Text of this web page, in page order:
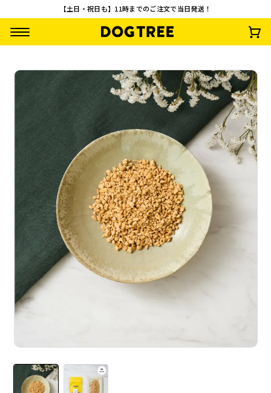
【土日・祝日も】11時までのご注文で当日発送！
ふりふり うなぎパ
ウダー M 約35g
792 (税込)
【3袋セット】フリ
ーズドライ ひきわ
り納豆
¥2,328 (税込)
ふりふり 鮭(さけ)そ
ぼろ M 約35g
¥891 (税込)
バナナチップス S 2
0g
¥
495
トッピング